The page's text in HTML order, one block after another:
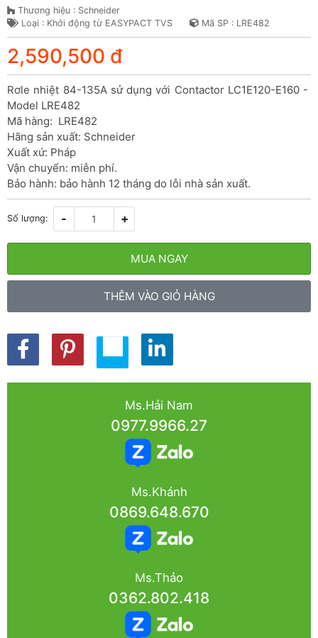
Thương hiệu : Schneider
Loại : Khởi động từ EASYPACT TVS
Mã SP : LRE482
2,590,500 đ
Rơle nhiệt 84-135A sử dụng với Contactor LC1E120-E160 -
Model LRE482
Mã hàng:  LRE482
Hãng sản xuất: Schneider
Xuất xứ: Pháp
Vận chuyển: miễn phí.
Bảo hành: bảo hành 12 tháng do lỗi nhà sản xuất.
Số lượng: - +
MUA NGAY
THÊM VÀO GIỎ HÀNG
Ms.Hải Nam
0977.9966.27
Ms.Khánh
0869.648.670
Ms.Thảo
0362.802.418